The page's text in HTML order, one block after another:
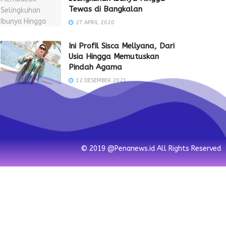
Tewas di Bangkalan
27 APRIL 2020
Ini Profil Sisca Mellyana, Dari
Usia Hingga Memutuskan
Pindah Agama
12 DESEMBER 2021
© 2019 @Penanews.id All Rights Reserved